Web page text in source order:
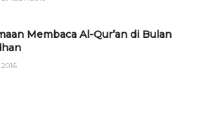
Membaca Al-Qur’an di Bulan